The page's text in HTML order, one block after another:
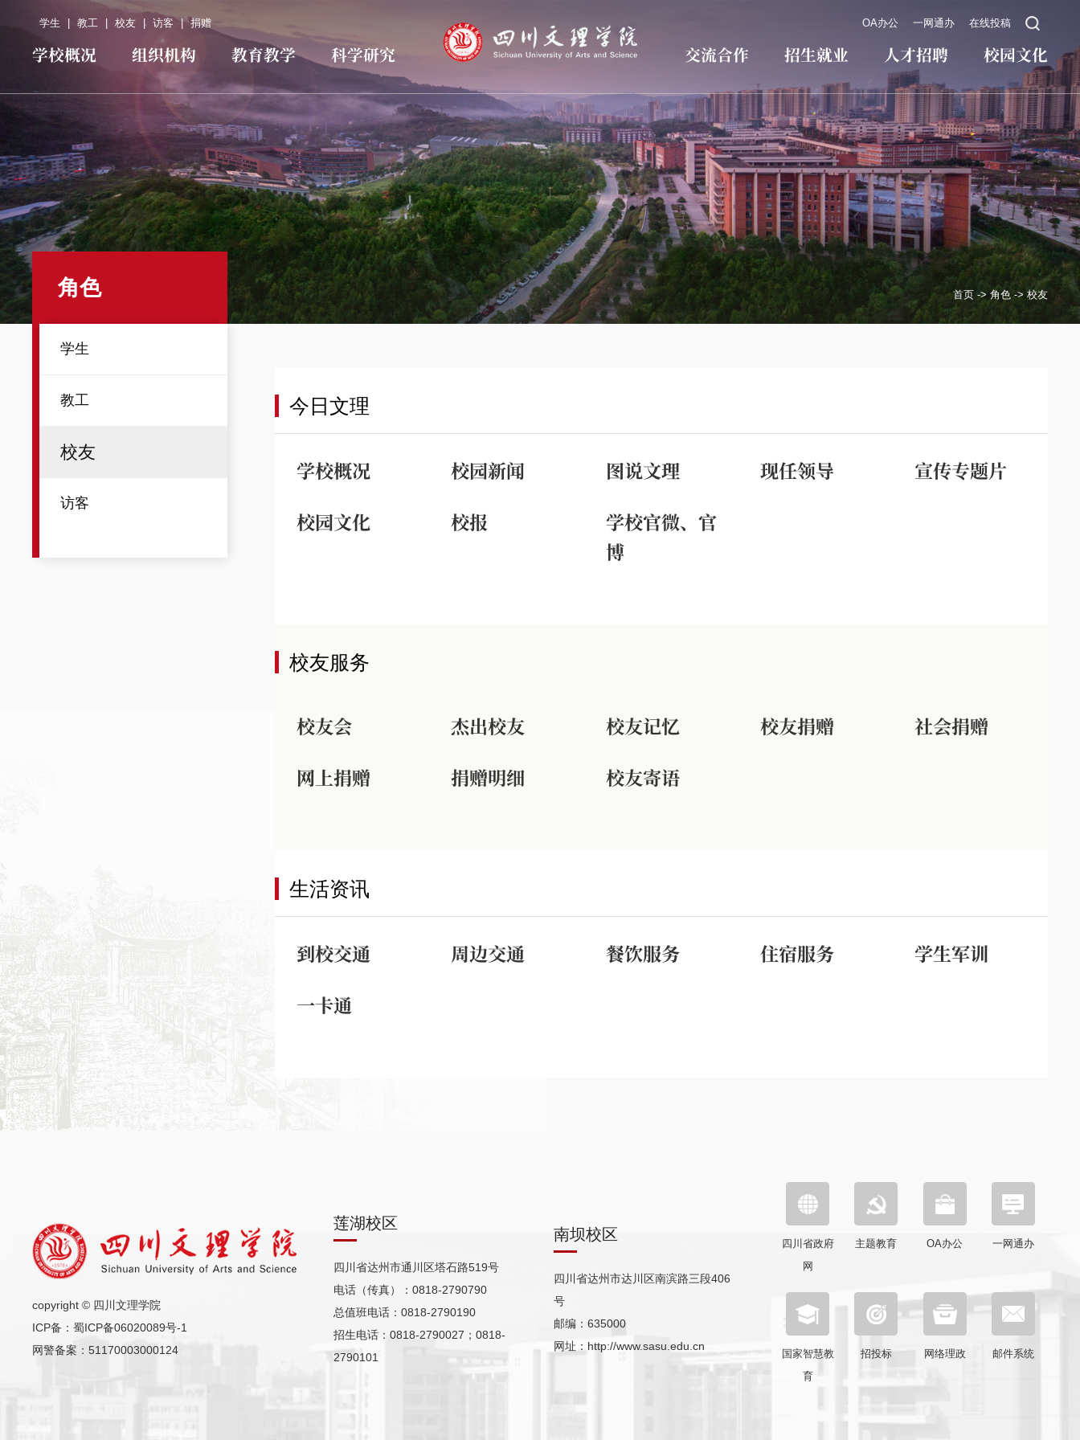
学生 教工 校友 | 访客 | 捐赠 OA办公 一网通办 在线投稿
学校概况 组织机构 教育教学 科学研究 交流合作 招生就业 人才招聘 校园文化
首页 -> 角色-> 校友
角色
学生
教工
校友
访客
今日文理
学校概况 校园新闻 图说文理 现任领导
宣传专题片
校园文化
校报
学校官微、官
博
校友服务
校友会 杰出校友 校友记忆 校友捐赠
社会捐赠
网上捐赠
捐赠明细 校友寄语
生活资讯
到校交通 周边交通 餐饮服务 住宿服务
学生军训
一卡通
copyright © 四川文理学院
ICP备：蜀ICP备06020089号-1
网警备案：51170003000124
莲湖校区
四川省达州市通川区塔石路519号
电话（传真）：0818-2790790
总值班电话：0818-2790190
招生电话：0818-2790027；0818-
2790101
南坝校区
四川省达州市达川区南滨路三段406
号
邮编：635000
网址：http://www.sasu.edu.cn
四川省政府
网
主题教育 OA办公 一网通办
国家智慧教
育
招投标 网络理政 邮件系统